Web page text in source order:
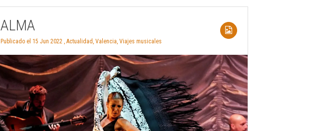
ALMA
Publicado el 15 Jun 2022 ,Actualidad,Valencia,Viajes musicales